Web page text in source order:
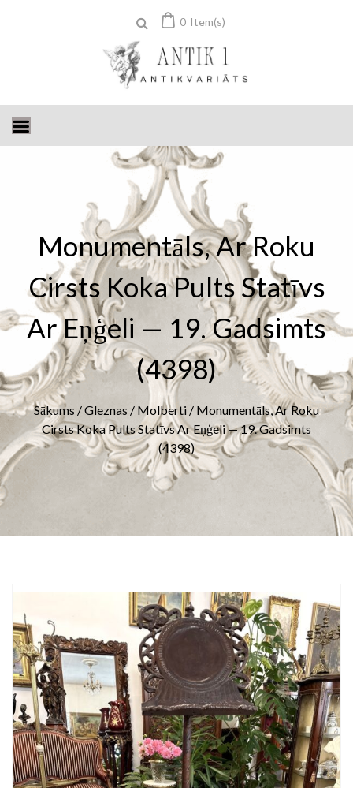
0 Item(s)
Monumentāls, Ar Roku
Cirsts Koka Pults Statīvs
Ar Eņģeli — 19. Gadsimts
(4398)
Sākums /Gleznas / Molberti / Monumentāls, Ar Roku
Cirsts Koka Pults Statīvs Ar Eņģeli — 19. Gadsimts
(4398)